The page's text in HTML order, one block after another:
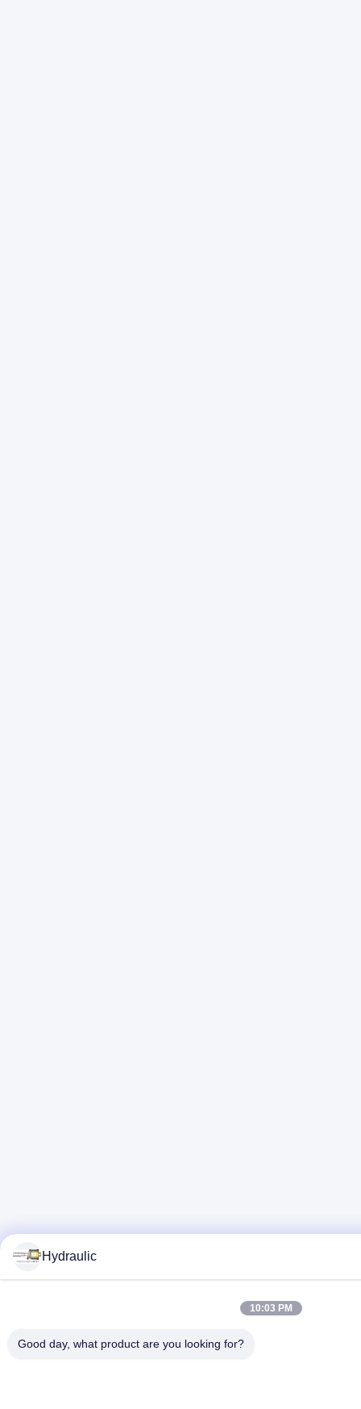
Hydraulic
10:03 PM
Good day, what product are you looking for?